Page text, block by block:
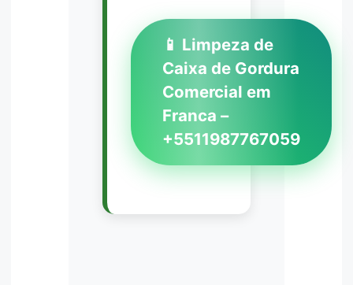
📱 Limpeza de
Caixa de Gordura
Comercial em
Franca –
+5511987767059